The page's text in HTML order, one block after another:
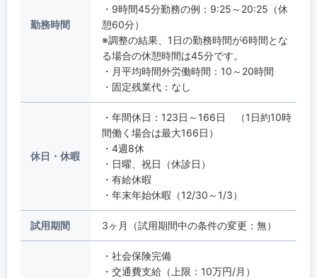
勤務時間
・9時間45分勤務の例：9:25～20:25（休
憩60分）
※調整の結果、1日の勤務時間が6時間とな
る場合の休憩時間は45分です。
・月平均時間外労働時間：10～20時間
・固定残業代：なし
休日・休暇
・年間休日：123日～166日 （1日約10時
間働く場合は最大166日）
・4週8休
・日曜、祝日（休診日）
・有給休暇
・年末年始休暇（12/30～1/3）
試用期間 3ヶ月（試用期間中の条件の変更：無）
・社会保険完備
・交通費支給（上限：10万円/月）